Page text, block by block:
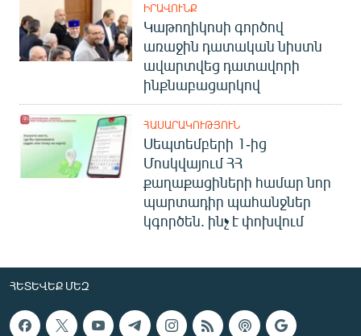
ԻՐԱՎՈՒՆՔ
Կաթողիկոսի գործով
առաջին դատական նիստն
ավարտվեց դատավորի
ինքնաբացարկով
ՀԱՍԱՐԱԿՈՒԹՅՈՒՆ
Սեպտեմբերի 1-ից
Մոսկվայում ՀՀ
քաղաքացիների համար նոր
պարտադիր պահանջներ
կգործեն. ինչ է փոխվում
ՀԵՏԵՎԵՔ ՄԵԶ